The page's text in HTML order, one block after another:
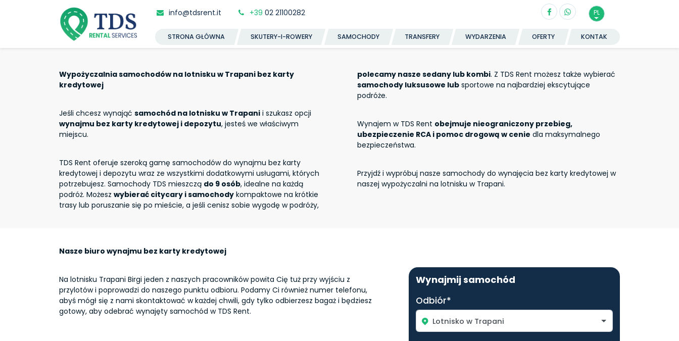
info@tdsrent.it +39 02 21100282 PL
STRONA GŁÓWNA SKUTERY-I-ROWERY SAMOCHODY TRANSFERY WYDARZENIA OFERTY KONTAK
Wypożyczalnia samochodów na lotnisku w Trapani bez karty
kredytowej
Jeśli chcesz wynająć samochód na lotnisku w Trapani i szukasz opcji
wynajmu bez karty kredytowej i depozytu, jesteś we właściwym
miejscu.
TDS Rent oferuje szeroką gamę samochodów do wynajmu bez karty
kredytowej i depozytu wraz ze wszystkimi dodatkowymi usługami, których
potrzebujesz. Samochody TDS mieszczą do 9 osób, idealne na każdą
podróż. Możesz wybierać citycary i samochody kompaktowe na krótkie
trasy lub poruszanie się po mieście, a jeśli cenisz sobie wygodę w podróży,
polecamy nasze sedany lub kombi. Z TDS Rent możesz także wybierać
samochody luksusowe lub sportowe na najbardziej ekscytujące
podróże.
Wynajem w TDS Rent obejmuje nieograniczony przebieg,
ubezpieczenie RCA i pomoc drogową w cenie dla maksymalnego
bezpieczeństwa.
Przyjdź i wypróbuj nasze samochody do wynajęcia bez karty kredytowej w
naszej wypożyczalni na lotnisku w Trapani.
Wynajmij samochód
Odbiór*
Lotnisko w Trapani
Nasze biuro wynajmu bez karty kredytowej
Na lotnisku Trapani Birgi jeden z naszych pracowników powita Cię tuż przy wyjściu z
przylotów i poprowadzi do naszego punktu odbioru. Podamy Ci również numer telefonu,
abyś mógł się z nami skontaktować w każdej chwili, gdy tylko odbierzesz bagaż i będziesz
gotowy, aby odebrać wynajęty samochód w TDS Rent.